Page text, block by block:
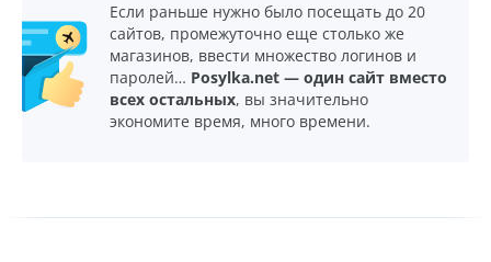
Если раньше нужно было посещать до 20
сайтов, промежуточно еще столько же
магазинов, ввести множество логинов и
паролей… Posylka.net — один сайт вместо
всех остальных, вы значительно
экономите время, много времени.